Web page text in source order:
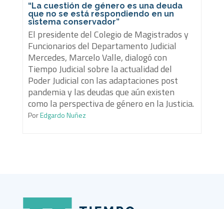
“La cuestión de género es una deuda
que no se está respondiendo en un
sistema conservador”
El presidente del Colegio de Magistrados y
Funcionarios del Departamento Judicial
Mercedes, Marcelo Valle, dialogó con
Tiempo Judicial sobre la actualidad del
Poder Judicial con las adaptaciones post
pandemia y las deudas que aún existen
como la perspectiva de género en la Justicia.
PorEdgardo Nuñez